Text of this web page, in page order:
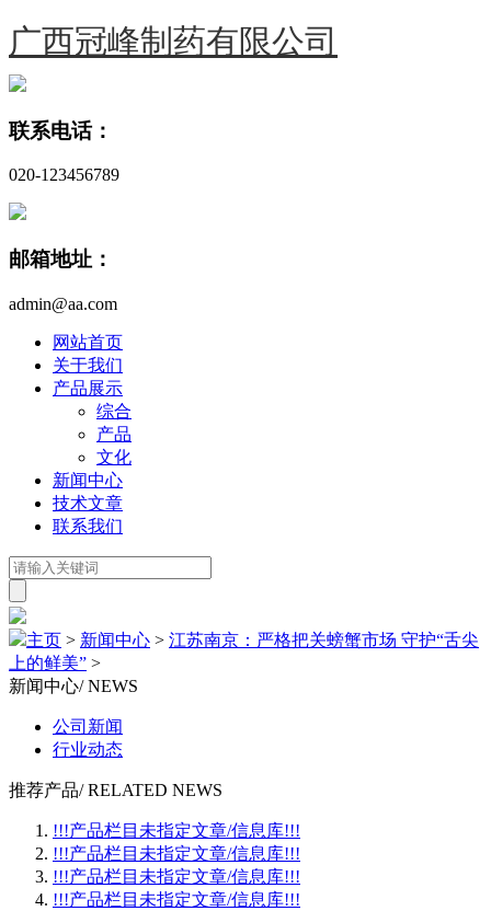
广西冠峰制药有限公司
联系电话：
020-123456789
邮箱地址：
admin@aa.com
网站首页
关于我们
产品展示
综合
产品
文化
新闻中心
技术文章
联系我们
主页 > 新闻中心 > 江苏南京：严格把关螃蟹市场 守护“舌尖
上的鲜美” >
新闻中心/ NEWS
公司新闻
行业动态
推荐产品/ RELATED NEWS
!!!产品栏目未指定文章/信息库!!!
!!!产品栏目未指定文章/信息库!!!
!!!产品栏目未指定文章/信息库!!!
!!!产品栏目未指定文章/信息库!!!